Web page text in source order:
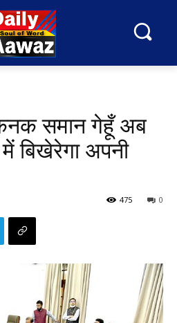
समान गेहूँ अब
बिखेरेगा अपनी
0
475